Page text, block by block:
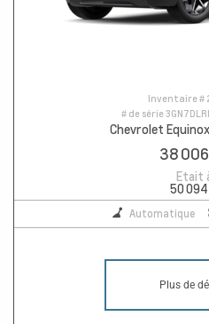
Inventaire #
# de série
Chevrolet
38
Etait
50
Automatique
Plus de